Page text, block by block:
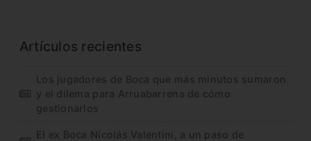
Artículos recientes
Los jugadores de Boca que más minutos sumaron
y el dilema para Arruabarrena de cómo
gestionarlos
El ex Boca Nicolás Valentini, a un paso de